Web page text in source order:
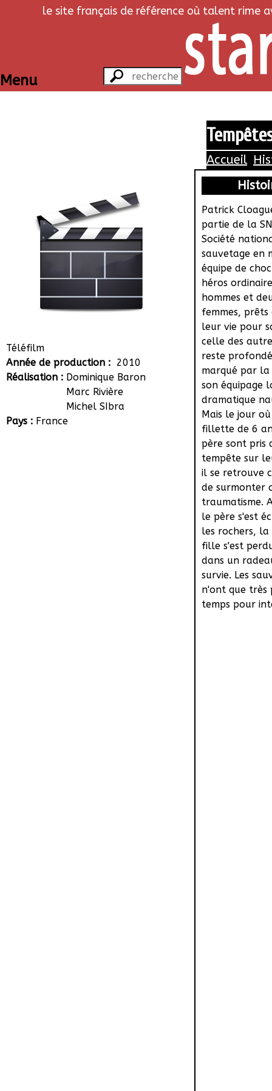
le site français de référence où talent rime
Menu
Téléfilm
Année de production : 2010
Réalisation : Dominique Baron
Marc Rivière
Michel SIbra
Pays : France
Accueil
Patrick
partie de la
Société
sauvetage en
équipe de
héros
hommes et
femmes, prêts
leur vie pour
celle des
reste
marqué par
son équipage
dramatique
Mais le jour
fillette de 6
père sont pris
tempête sur
il se retrouve
de surmonter
traumatisme.
le père s'est
les rochers,
fille s'est
dans un
survie. Les
n'ont que très
temps pour